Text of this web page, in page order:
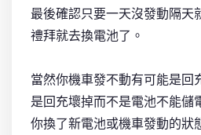
最後確認只要一天沒發動隔天
禮拜就去換電池了。
當然你機車發不動有可能是回
是回充壞掉而不是電池不能儲
你換了新電池或機車發動的狀